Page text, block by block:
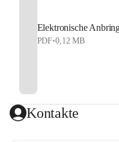
Elektronische
PDF•0,12 MB
Kontakte